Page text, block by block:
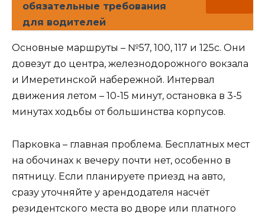
обязательные требования
для водителей
Основные маршруты – №57, 100, 117 и 125с. Они
довезут до центра, железнодорожного вокзала
и Имеретинской набережной. Интервал
движения летом – 10-15 минут, остановка в 3-5
минутах ходьбы от большинства корпусов.
Парковка – главная проблема. Бесплатных мест
на обочинах к вечеру почти нет, особенно в
пятницу. Если планируете приезд на авто,
сразу уточняйте у арендодателя насчёт
резидентского места во дворе или платного